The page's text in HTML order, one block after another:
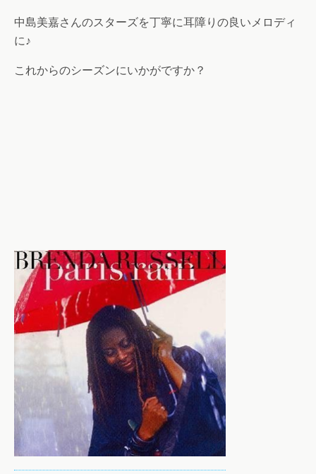
中島美嘉さんのスターズを丁寧に耳障りの良いメロディ
に♪
これからのシーズンにいかがですか？